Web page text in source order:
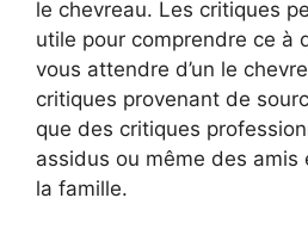
le chevreau. Les critiques
utile pour comprendre ce à
vous attendre d’un le
critiques provenant de
que des critiques
assidus ou même des
la famille.